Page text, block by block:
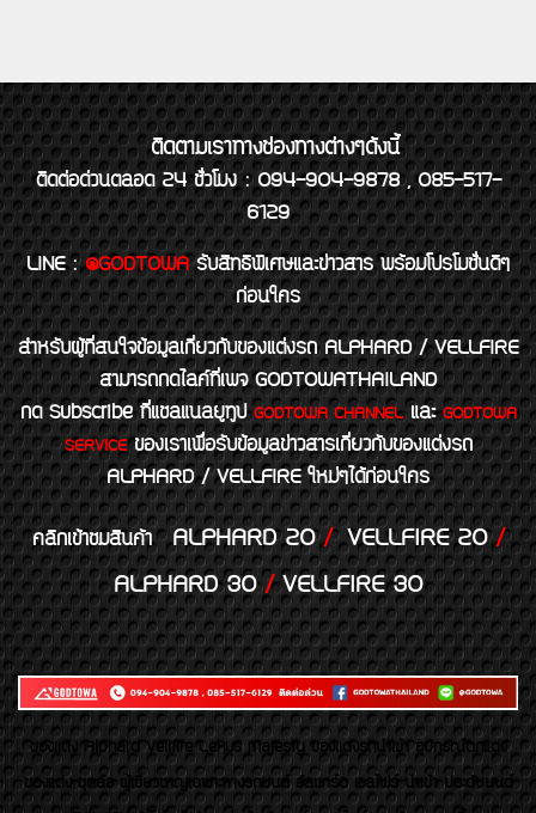
ติดตามเราทางช่องทางต่างๆดังนี้
ติดต่อด่วนตลอด 24 ชั่วโมง : 094-904-9878 , 085-517-
6129
LINE : @GODTOWA รับสิทธิพิเศษและข่าวสาร พร้อมโปรโมชั่นดีๆ
ก่อนใคร
สำหรับผู้ที่สนใจข้อมูลเกี่ยวกับของแต่งรถ ALPHARD / VELLFIRE
สามารถกดไลค์ที่เพจ GODTOWATHAILAND
กด Subscribe ที่แชลแนลยูทูป GODTOWA CHANNELและGODTOWA
SERVICEของเราเพื่อรับข้อมูลข่าวสารเกี่ยวกับของแต่งรถ
ALPHARD / VELLFIRE ใหม่ๆได้ก่อนใคร
คลิกเข้าชมสินค้า ALPHARD 20/VELLFIRE 20/
ALPHARD 30/VELLFIRE 30
ของเเต่ง Alphard Vellfire Lexus Majesty ของเเต่งรถนำเข้า อุปกรณ์ตกแต่ง
ของแต่ง ชุดล้อ ผู้เชี่ยวชาญเฉพาะทางรถยนต์ อัลพาร์ด เวลไฟร์ นำเข้า ประดับยนต์